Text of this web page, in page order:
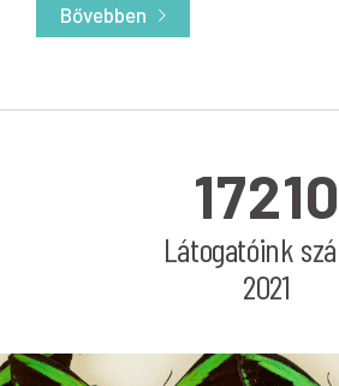
Bővebben
17210
Látogatóink
2021